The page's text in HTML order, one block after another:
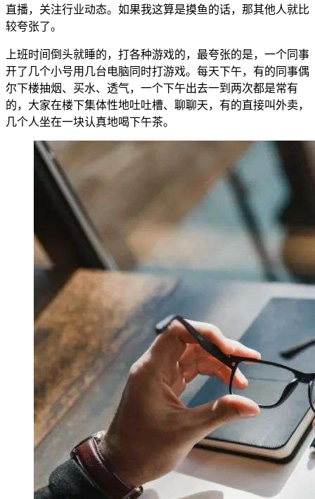
直播，关注行业动态。如果我这算是摸鱼的话，那其他人就比
较夸张了。
上班时间倒头就睡的，打各种游戏的，最夸张的是，一个同事
开了几个小号用几台电脑同时打游戏。每天下午，有的同事偶
尔下楼抽烟、买水、透气，一个下午出去一到两次都是常有
的，大家在楼下集体性地吐吐槽、聊聊天，有的直接叫外卖，
几个人坐在一块认真地喝下午茶。